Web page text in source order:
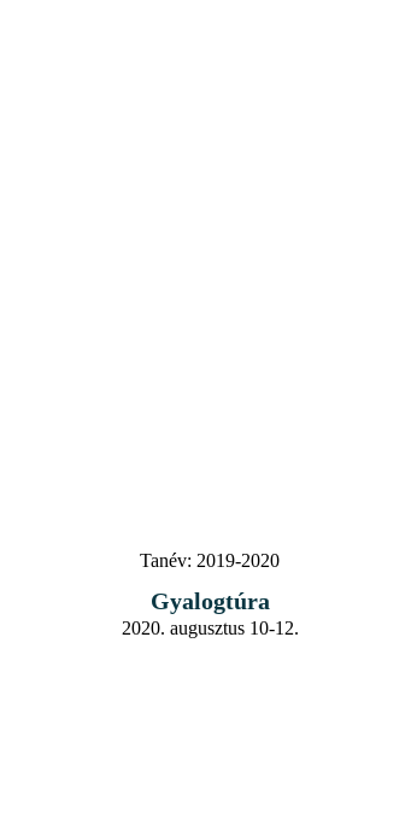
Tanév: 2019-2020
Gyalogtúra
2020. augusztus 10-12.